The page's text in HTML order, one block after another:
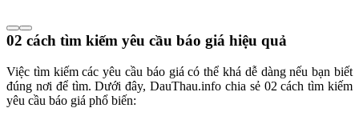
02 cách tìm kiếm yêu cầu báo giá hiệu quả
Việc tìm kiếm các yêu cầu báo giá có thể khá dễ dàng nếu bạn biết
đúng nơi để tìm. Dưới đây, DauThau.info chia sẻ 02 cách tìm kiếm
yêu cầu báo giá phổ biến: